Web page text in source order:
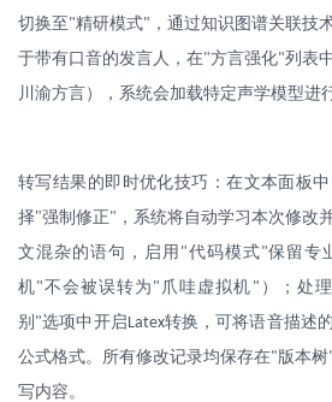
切换至"精研模式" ，通过知识图谱关联技
于带有口音的发言人，在"方言强化"列表
川渝方言），系统会加载特定声学模型进
转写结果的即时优化技巧：在文本面板
择"强制修正" ，系统将自动学习本次修改
文混杂的语句，启用 "代码模式"保留专
机"不会被误转为 " 爪哇虚拟机 " ）；处
别 "选项中开启Latex转换，可将语音描述
公式格式。所有修改记录均保存在"版本树
写内容。